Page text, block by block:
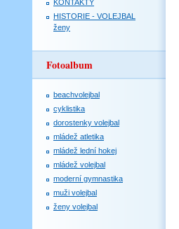
KONTAKTY
HISTORIE - VOLEJBAL
ženy
Fotoalbum
beachvolejbal
cyklistika
dorostenky volejbal
mládež atletika
mládež lední hokej
mládež volejbal
moderní gymnastika
muži volejbal
ženy volejbal